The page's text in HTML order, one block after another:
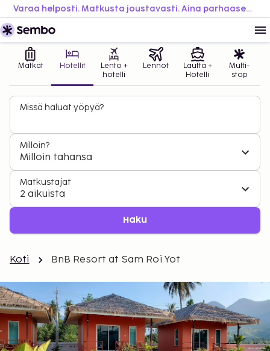
Varaa helposti. Matkusta joustavasti. Aina parhaaseen hintaan.
Matkat Hotellit
Lento +
hotelli
Lennot
Lautta +
Hotelli
Multi-
stop
Missä haluat yöpyä?
Milloin?
Milloin tahansa
Matkustajat
2 aikuista
Haku
Koti BnB Resort at Sam Roi Yot